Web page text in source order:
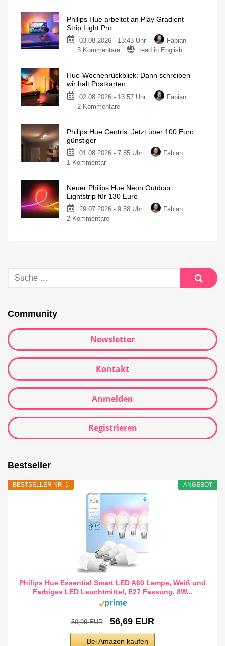
Philips Hue arbeitet an Play Gradient
Strip Light Pro
03.08.2026 - 13:43 Uhr
Fabian
3 Kommentare
read in English
Hue-Wochenrückblick: Dann schreiben
wir halt Postkarten
02.08.2026 - 13:57 Uhr
Fabian
2 Kommentare
Philips Hue Centris: Jetzt über 100 Euro
günstiger
01.08.2026 - 7:55 Uhr
Fabian
1 Kommentar
Neuer Philips Hue Neon Outdoor
Lightstrip für 130 Euro
29.07.2026 - 9:58 Uhr
Fabian
2 Kommentare
Community
Newsletter
Kontakt
Anmelden
Registrieren
Bestseller
ANGEBOT
BESTSELLER NR. 1
Philips Hue Essential Smart LED A60 Lampe, Weiß und
Farbiges LED Leuchtmittel, E27 Fassung, 8W...
59,99 EUR 56,69 EUR
Bei Amazon kaufen